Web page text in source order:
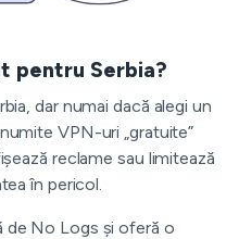
pentru Serbia?
dar numai dacă alegi un
VPN-uri „gratuite”
reclame sau limitează
în pericol.
de No Logs și oferă o